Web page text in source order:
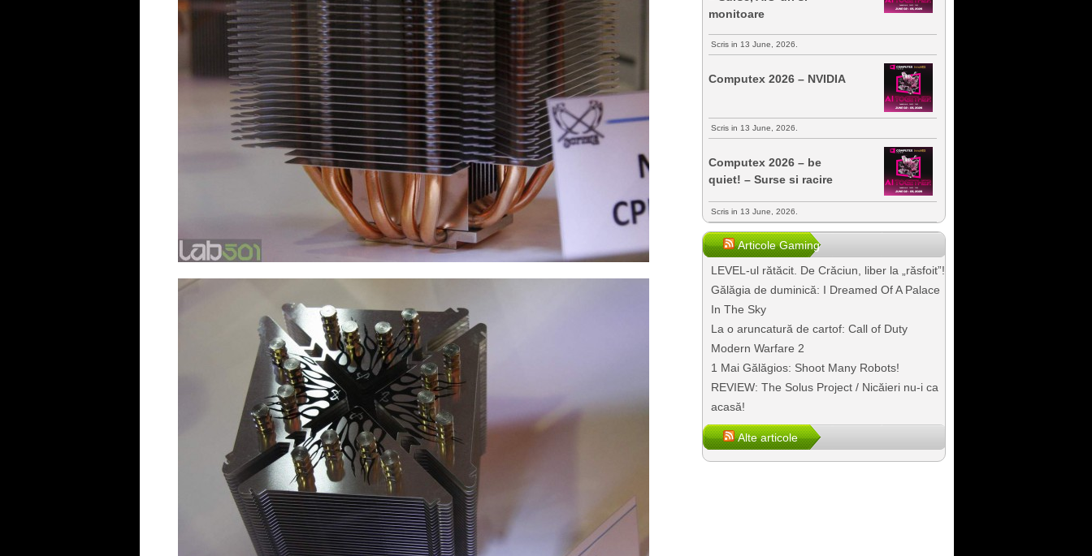
monitoare
Scris in 13 June, 2026.
Computex 2026 – NVIDIA
Scris in 13 June, 2026.
Computex 2026 – be
quiet! – Surse si racire
Scris in 13 June, 2026.
Articole Gaming
LEVEL-ul rătăcit. De Crăciun, liber la „răsfoit”!
Gălăgia de duminică: I Dreamed Of A Palace
In The Sky
La o aruncatură de cartof: Call of Duty
Modern Warfare 2
1 Mai Gălăgios: Shoot Many Robots!
REVIEW: The Solus Project / Nicăieri nu-i ca
acasă!
Alte articole